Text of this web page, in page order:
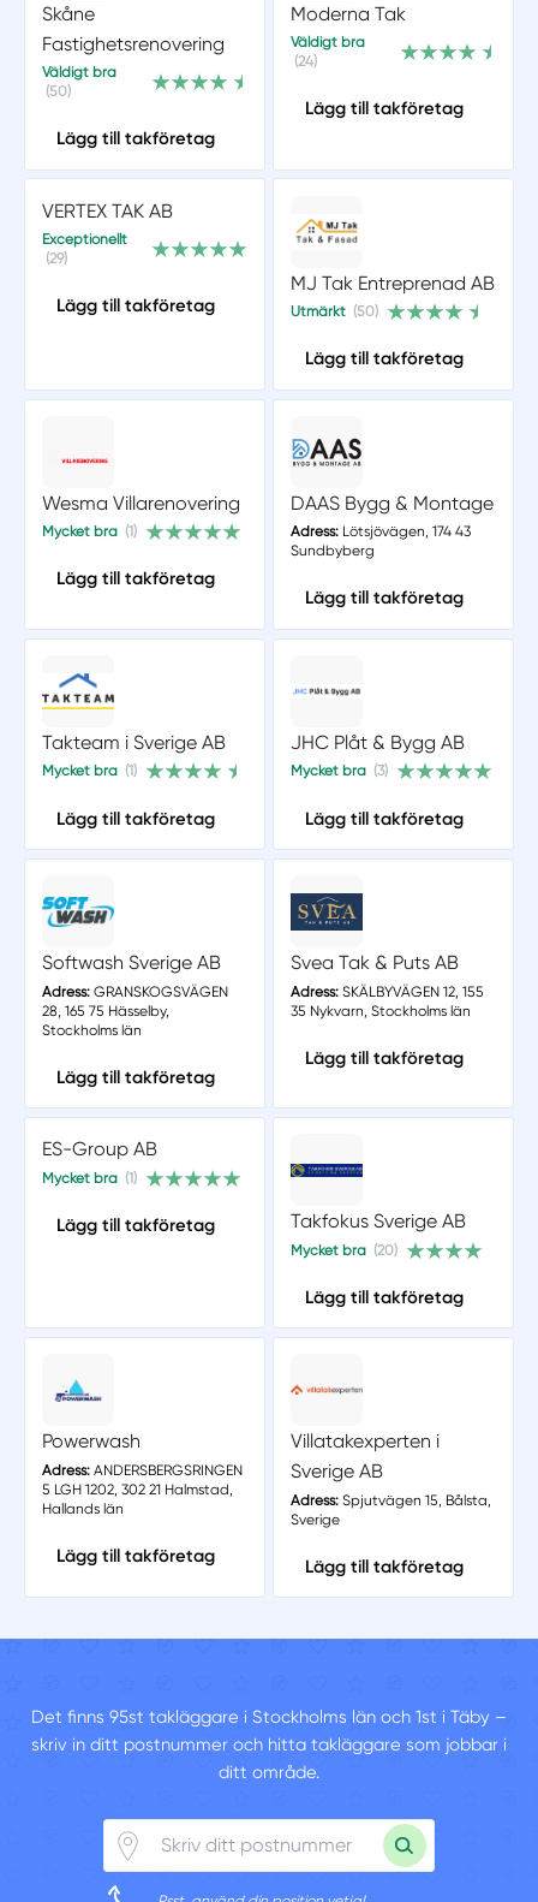
Skåne
Fastighetsrenovering
Väldigt bra
(50)
Lägg till takföretag
Moderna Tak
Väldigt bra
(24)
Lägg till takföretag
VERTEX TAK AB
Exceptionellt
(29)
Lägg till takföretag
MJ Tak Entreprenad AB
Utmärkt (50)
Lägg till takföretag
Wesma Villarenovering
Mycket bra (1)
Lägg till takföretag
DAAS Bygg & Montage
Adress:Lötsjövägen, 174 43
Sundbyberg
Lägg till takföretag
Takteam i Sverige AB
Mycket bra (1)
Lägg till takföretag
JHC Plåt & Bygg AB
Mycket bra (3)
Lägg till takföretag
Softwash Sverige AB
Adress:GRANSKOGSVÄGEN
28, 165 75 Hässelby,
Stockholms län
Lägg till takföretag
Svea Tak & Puts AB
Adress:SKÄLBYVÄGEN 12, 155
35 Nykvarn, Stockholms län
Lägg till takföretag
ES-Group AB
Mycket bra (1)
Lägg till takföretag Takfokus Sverige AB
Mycket bra (20)
Lägg till takföretag
Powerwash
Adress:ANDERSBERGSRINGEN
5 LGH 1202, 302 21 Halmstad,
Hallands län
Lägg till takföretag
Villatakexperten i
Sverige AB
Adress:Spjutvägen 15, Bålsta,
Sverige
Lägg till takföretag
Det finns 95st takläggare i Stockholms län och 1st i Täby –
skriv in ditt postnummer och hitta takläggare som jobbar i
ditt område.